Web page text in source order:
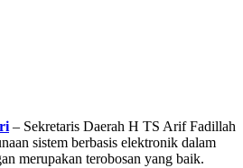
– Sekretaris Daerah H TS Arif Fadillah
sistem berbasis elektronik dalam
merupakan terobosan yang baik.